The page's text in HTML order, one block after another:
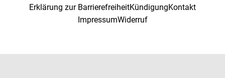
Erklärung zur BarrierefreiheitKündigungKontakt
ImpressumWiderruf